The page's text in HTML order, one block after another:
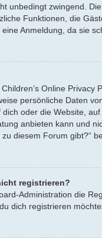
unbedingt zwingend.
Funktionen, die
Anmeldung, da sie
Online
persönliche Daten
oder die Website,
anbieten kann und
diesem Forum gibt?“
registrieren?
Administration die
dich registrieren